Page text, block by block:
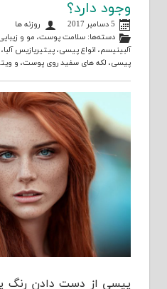
وجود دارد؟
5 دسامبر 2017
روزنه ها
دسته‌ها:سلامت پوست، مو و
آلبینیسم، انواع پیسی، پیتیریازیس آلبا،
پیسی، لکه های سفید روی پوست، و
پیسی از دست دادن رنگ